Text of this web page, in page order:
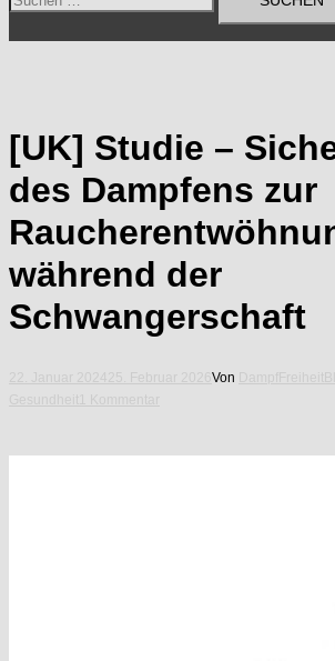
[UK] Studie –
des Dampfens zur
während der
Schwangerschaft
Von